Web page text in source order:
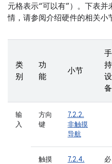
元格表示“可以有”）。下表
情，请参阅介绍硬件的相关小
类
别
功
能
小节
手
持
设
备
输
入
方向
键
7.2.2.
非触摸
导航
触摸
7.2.4.
必